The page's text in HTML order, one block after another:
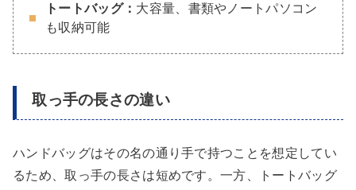
トートバッグ： 大容量、書類やノートパソコン
も収納可能
取っ手の長さの違い
ハンドバッグはその名の通り手で持つことを想定してい
るため、取っ手の長さは短めです。一方、トートバッグ